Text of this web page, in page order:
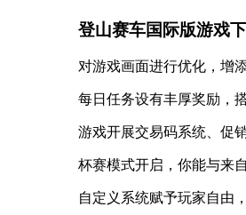
登山赛车国际版游戏
对游戏画面进行优化，增
每日任务设有丰厚奖励，
游戏开展交易码系统、促
杯赛模式开启，你能与来
自定义系统赋予玩家自由